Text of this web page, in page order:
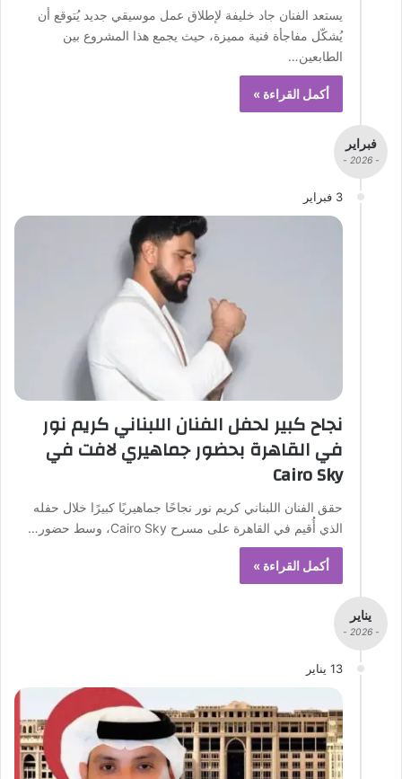
يستعد الفنان جاد خليفة لإطلاق عمل موسيقي جديد يُتوقع أن
يُشكّل مفاجأة فنية مميزة، حيث يجمع هذا المشروع بين
الطابعين…
أكمل القراءة »
فبراير
- 2026 -
3 فبراير
نجاح كبير لحفل الفنان اللبناني كريم نور
في القاهرة بحضور جماهيري لافت في
Cairo Sky
حقق الفنان اللبناني كريم نور نجاحًا جماهيريًا كبيرًا خلال حفله
الذي أُقيم في القاهرة على مسرح Cairo Sky، وسط حضور…
أكمل القراءة »
يناير
- 2026 -
13 يناير